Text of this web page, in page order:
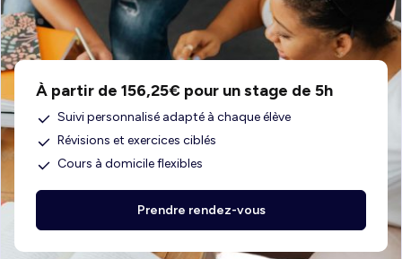
À partir de 156,25€ pour un stage de 5h
Suivi personnalisé adapté à chaque élève
Révisions et exercices ciblés
Cours à domicile flexibles
Prendre rendez-vous